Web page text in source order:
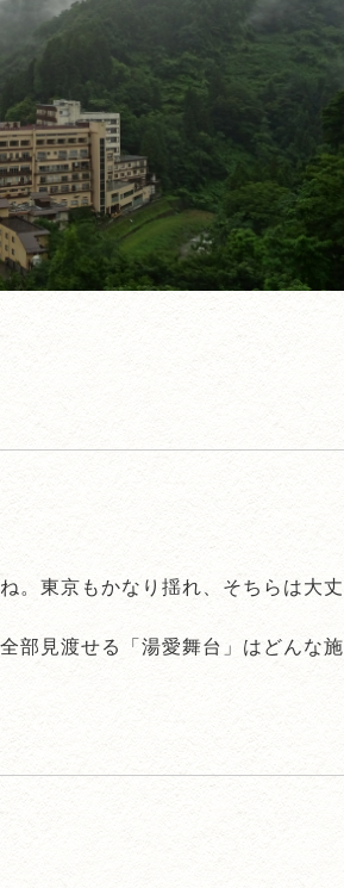
。東京もかなり揺れ、そちらは大丈
部見渡せる「湯愛舞台」はどんな施